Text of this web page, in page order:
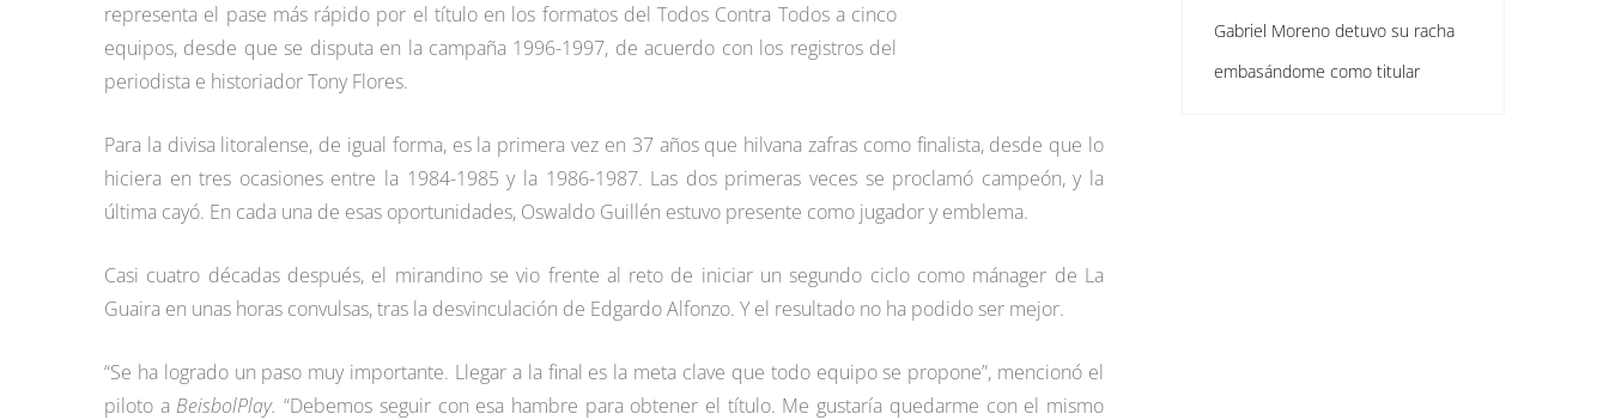
representa el pase más rápido por el título en los formatos del Todos Contra Todos a cinco
equipos, desde que se disputa en la campaña 1996-1997, de acuerdo con los registros del
periodista e historiador Tony Flores.
Para la divisa litoralense, de igual forma, es la primera vez en 37 años que hilvana zafras como finalista, desde que lo
hiciera en tres ocasiones entre la 1984-1985 y la 1986-1987. Las dos primeras veces se proclamó campeón, y la
última cayó. En cada una de esas oportunidades, Oswaldo Guillén estuvo presente como jugador y emblema.
Casi cuatro décadas después, el mirandino se vio frente al reto de iniciar un segundo ciclo como mánager de La
Guaira en unas horas convulsas, tras la desvinculación de Edgardo Alfonzo. Y el resultado no ha podido ser mejor.
“Se ha logrado un paso muy importante. Llegar a la final es la meta clave que todo equipo se propone”, mencionó el
piloto a BeisbolPlay. “Debemos seguir con esa hambre para obtener el título. Me gustaría quedarme con el mismo
Gabriel Moreno detuvo su racha
embasándome como titular